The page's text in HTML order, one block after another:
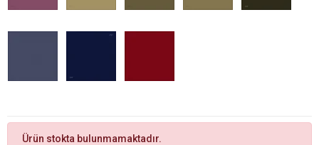
Ürün stokta bulunmamaktadır.